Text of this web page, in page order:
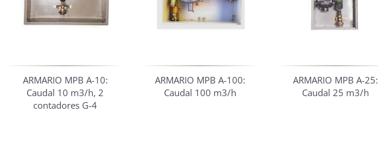
ARMARIO MPB A-10:
Caudal 10 m3/h, 2
contadores G-4
ARMARIO MPB A-100:
Caudal 100 m3/h
ARMARIO MPB A-25:
Caudal 25 m3/h